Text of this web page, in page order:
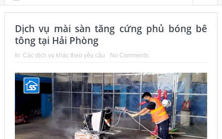
Dịch vụ mài sàn tăng cứng phủ bóng bê
tông tại Hải Phòng
In: Các dịch vụ khác theo yêu cầu No Comments